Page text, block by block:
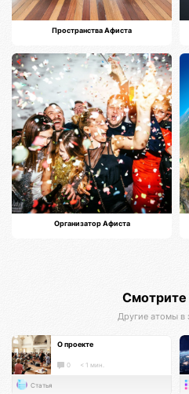
Пространства Афиста
Организатор Афиста
Смотрите
Другие атомы в
О проекте
0 < 1 мин.
Статья